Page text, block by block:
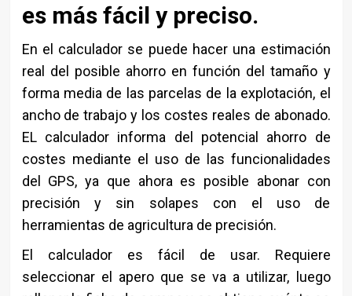
es más fácil y preciso.
En el calculador se puede hacer una estimación
real del posible ahorro en función del tamaño y
forma media de las parcelas de la explotación, el
ancho de trabajo y los costes reales de abonado.
EL calculador informa del potencial ahorro de
costes mediante el uso de las funcionalidades
del GPS, ya que ahora es posible abonar con
precisión y sin solapes con el uso de
herramientas de agricultura de precisión.
El calculador es fácil de usar. Requiere
seleccionar el apero que se va a utilizar, luego